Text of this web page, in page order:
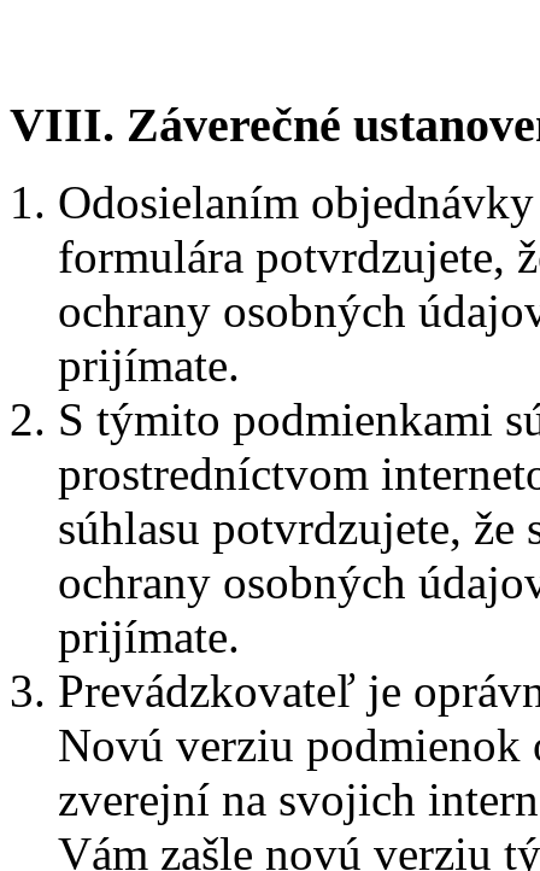
VIII. Záverečné
Odosielaním
formulára potvrdzujete,
ochrany osobných
prijímate.
S týmito podmienkami
prostredníctvom
súhlasu potvrdzujete, že
ochrany osobných
prijímate.
Prevádzkovateľ je
Novú verziu podmienok
zverejní na svojich
Vám zašle novú verziu